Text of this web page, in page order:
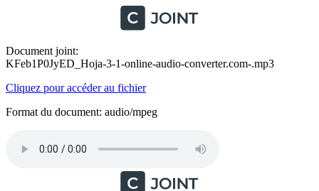
Document joint:
KFeb1P0JyED_Hoja-3-1-online-audio-converter.com-.mp3
Cliquez pour accéder au fichier
Format du document: audio/mpeg